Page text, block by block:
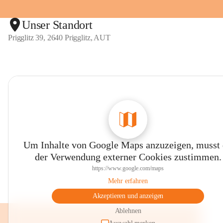
Unser Standort
Prigglitz 39, 2640 Prigglitz, AUT
Um Inhalte von Google Maps anzuzeigen, musst
der Verwendung externer Cookies zustimmen.
https://www.google.com/maps
Mehr erfahren
Akzeptieren und anzeigen
Ablehnen